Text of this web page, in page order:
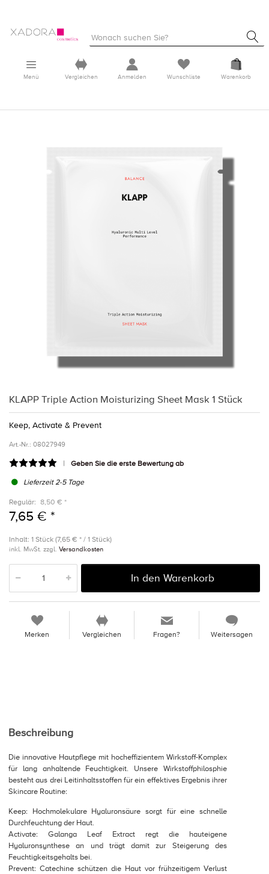
Menü Vergleichen Anmelden Wunschliste Warenkorb
KLAPP Triple Action Moisturizing Sheet Mask 1 Stück
Keep, Activate & Prevent
Art.-Nr.: 08027949
Geben Sie die erste Bewertung ab
Lieferzeit 2-5 Tage
Regulär: 8,50 € *
7,65 € *
Inhalt: 1 Stück (7,65 € * / 1 Stück)
inkl. MwSt. zzgl. Versandkosten
In den Warenkorb
Merken Vergleichen Fragen? Weitersagen
Beschreibung
Die innovative Hautpflege mit hocheffizientem Wirkstoff-Komplex
für lang anhaltende Feuchtigkeit. Unsere Wirkstoffphilosphie
besteht aus drei Leitinhaltsstoffen für ein effektives Ergebnis ihrer
Skincare Routine:
Keep: Hochmolekulare Hyaluronsäure sorgt für eine schnelle
Durchfeuchtung der Haut.
Activate: Galanga Leaf Extract regt die hauteigene
Hyaluronsynthese an und trägt damit zur Steigerung des
Feuchtigkeitsgehalts bei.
Prevent: Catechine schützen die Haut vor frühzeitigem Verlust